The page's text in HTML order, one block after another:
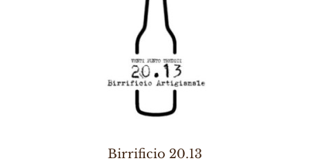
Birrificio 20.13